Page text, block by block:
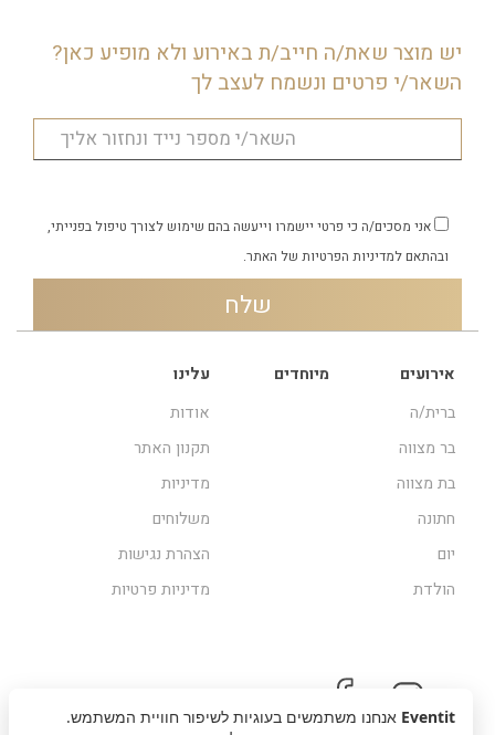
יש מוצר שאת/ה חייב/ת באירוע ולא מופיע כאן?
השאר/י פרטים ונשמח לעצב לך
אני מסכים/ה כי פרטי יישמרו וייעשה בהם שימוש לצורך טיפול בפנייתי,
ובהתאם למדיניות הפרטיות של האתר.
אירועים
ברית/ה
בר מצווה
בת מצווה
חתונה
יום
הולדת
מיוחדים
עלינו
אודות
תקנון האתר
מדיניות
משלוחים
הצהרת נגישות
מדיניות פרטיות
Eventit אנחנו משתמשים בעוגיות לשיפור חוויית המשתמש.